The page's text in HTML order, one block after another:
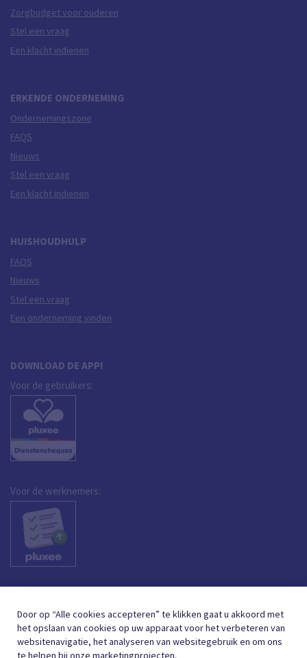
Zorgbudget voor ouderen
Stel een vraag
Een klacht indienen
ERKENDE ONDERNEMING
Ondernemingszone
FAQS
Nieuws
Stel een vraag
Een klacht indienen
HUISHOUDHULP
FAQS
Nieuws
Stel een vraag
Een onderneming vinden
DOWNLOAD DE APP!
Voor de gebruikers:
Voor de werknemers:
Door op “Alle cookies accepteren” te klikken gaat u akkoord met
het opslaan van cookies op uw apparaat voor het verbeteren van
websitenavigatie, het analyseren van websitegebruik en om ons
te helpen bij onze marketingprojecten.